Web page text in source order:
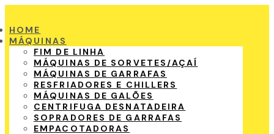
HOME
MÁQUINAS
FIM DE LINHA
MÁQUINAS DE SORVETES/AÇAÍ
MÁQUINAS DE GARRAFAS
RESFRIADORES E CHILLERS
MÁQUINAS DE GALÕES
CENTRIFUGA DESNATADEIRA
SOPRADORES DE GARRAFAS
EMPACOTADORAS